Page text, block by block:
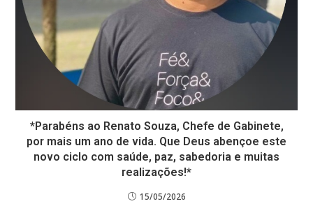
*Parabéns ao Renato Souza, Chefe de Gabinete,
por mais um ano de vida. Que Deus abençoe este
novo ciclo com saúde, paz, sabedoria e muitas
realizações!*
15/05/2026